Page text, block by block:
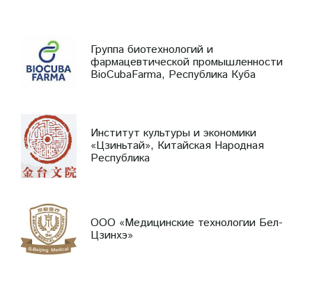
Группа биотехнологий и
фармацевтической промышленности
BioCubaFarma, Республика Куба
Институт культуры и экономики
«Цзиньтай», Китайская Народная
Республика
ООО «Медицинские технологии Бел-
Цзинхэ»